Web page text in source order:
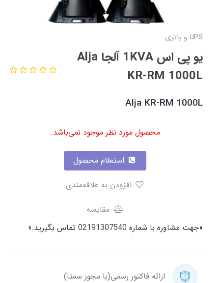
UPS و باتری
یو پی اس 1KVA آلجا Alja
KR-RM 1000L
Alja KR-RM 1000L
محصول مورد نظر موجود نمی‌باشد.
مقایسه
«جهت مشاوره با شماره 02191307540 تماس بگیرید.»
ارائه فاکتور رسمی(با مجوز سمتا)